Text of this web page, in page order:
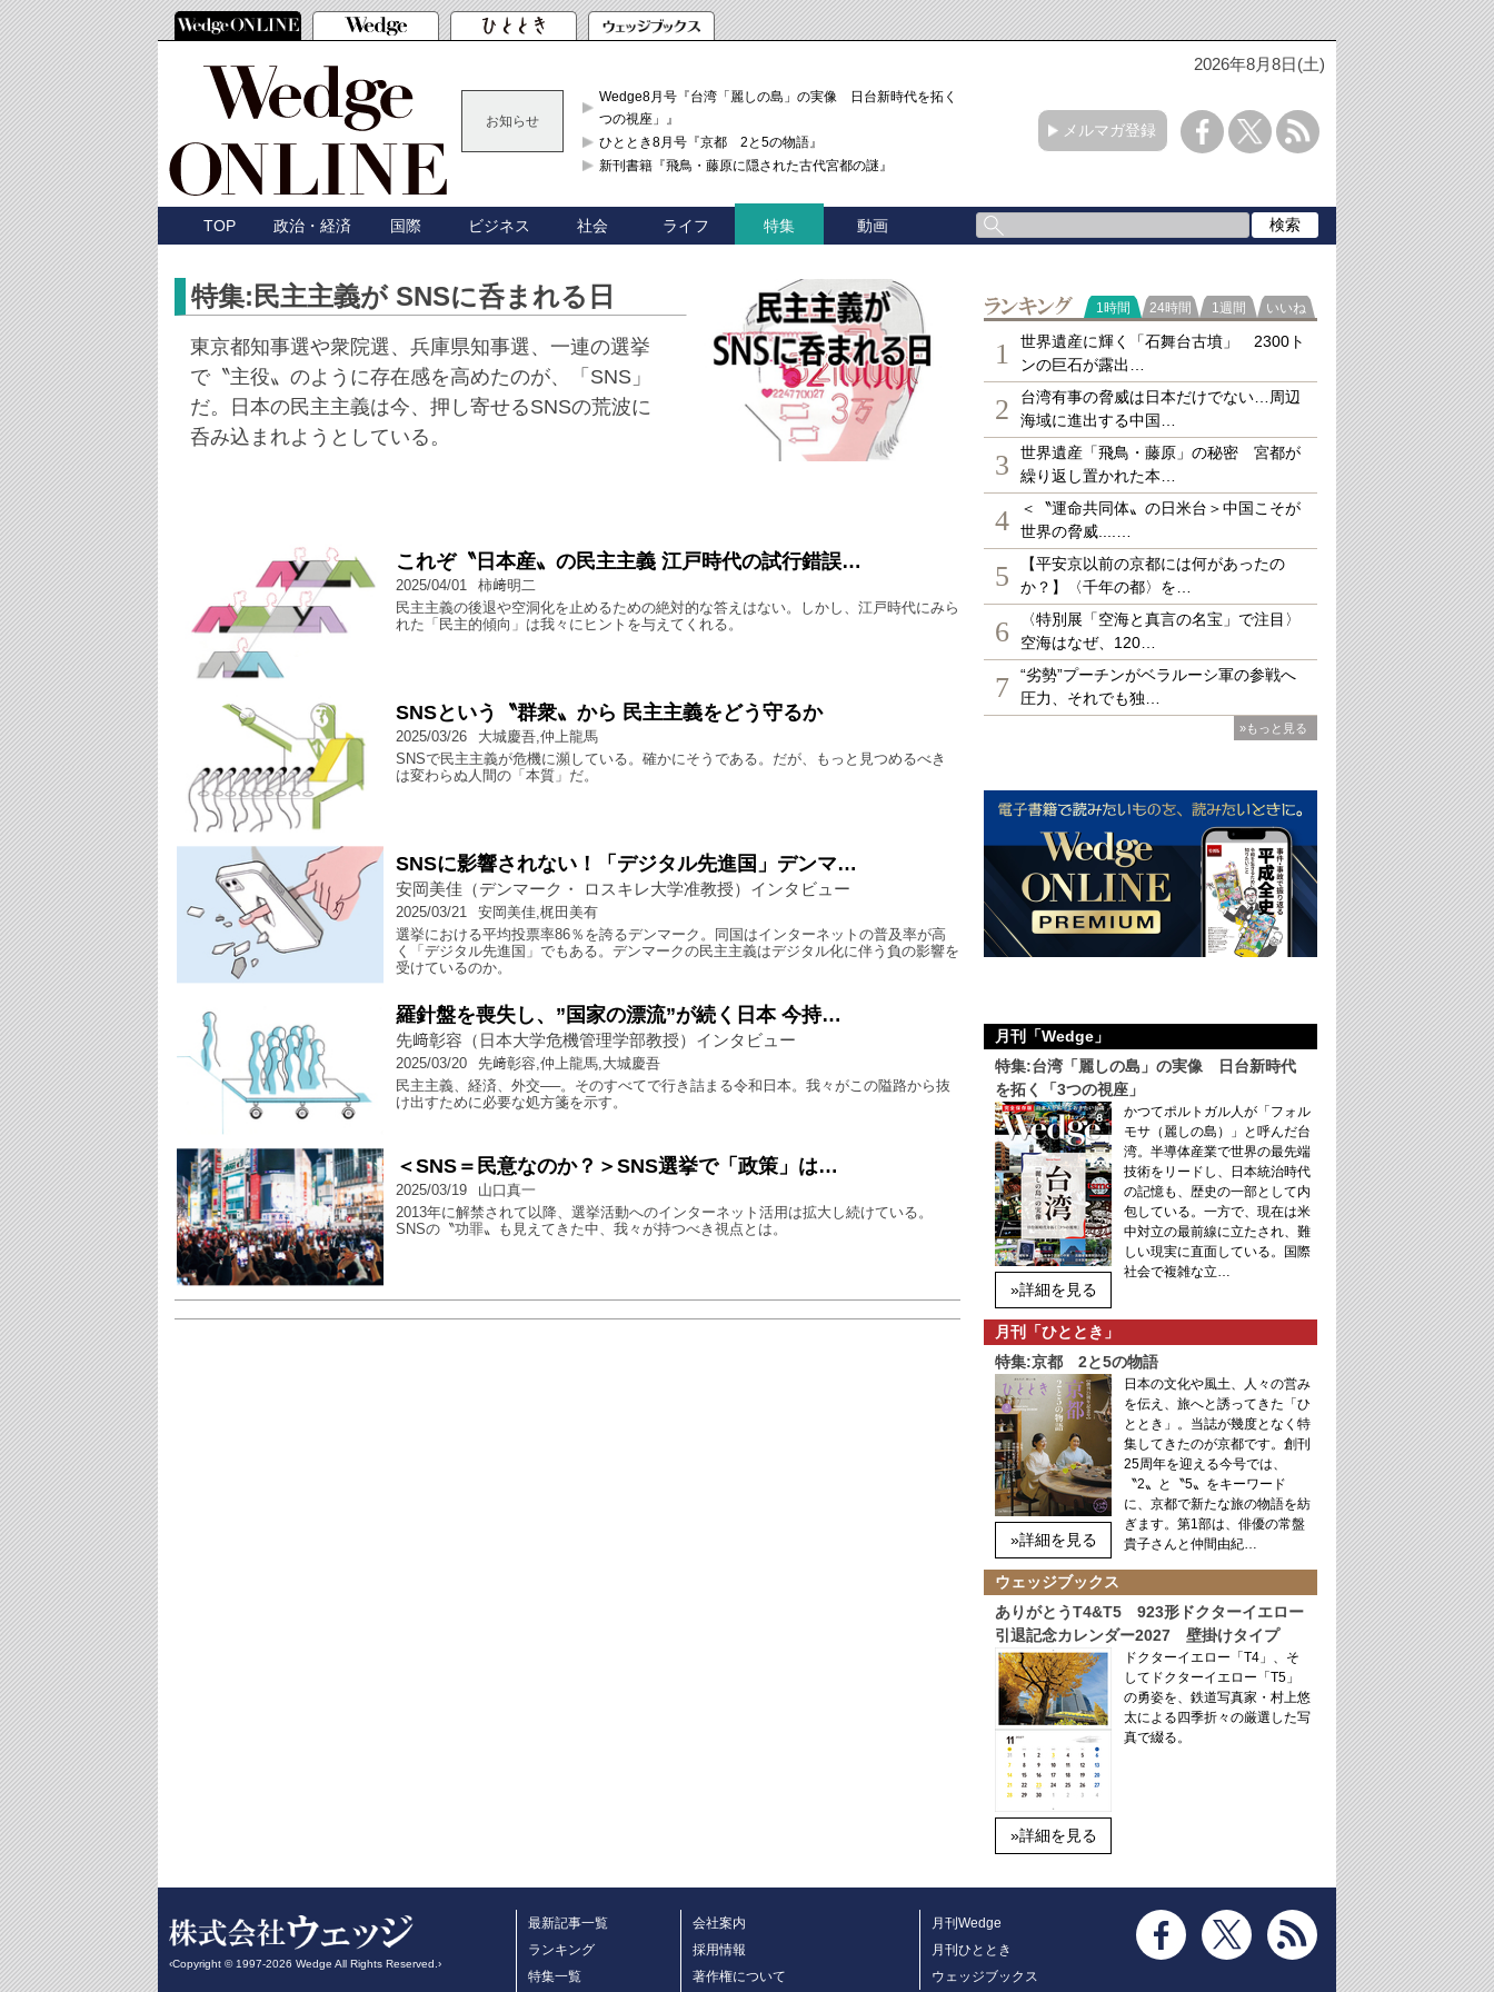
2026年8月8日(土)
お知らせ
Wedge8月号『台湾「麗しの島」の実像 日台新時代を拓く「3
つの視座」』
ひととき8月号『京都 2と5の物語』
新刊書籍『飛鳥・藤原に隠された古代宮都の謎』
メルマガ登録
TOP 政治・経済 国際 ビジネス 社会 ライフ 特集 動画
特集:民主主義が SNSに呑まれる日
東京都知事選や衆院選、兵庫県知事選、一連の選挙
で〝主役〟のように存在感を高めたのが、「SNS」
だ。日本の民主主義は今、押し寄せるSNSの荒波に
呑み込まれようとしている。
これぞ〝日本産〟の民主主義 江戸時代の試行錯誤…
2025/04/01
柿﨑明二
民主主義の後退や空洞化を止めるための絶対的な答えはない。しかし、江戸時代にみら
れた「民主的傾向」は我々にヒントを与えてくれる。
SNSという〝群衆〟から 民主主義をどう守るか
2025/03/26
大城慶吾,仲上龍馬
SNSで民主主義が危機に瀕している。確かにそうである。だが、もっと見つめるべき
は変わらぬ人間の「本質」だ。
SNSに影響されない！「デジタル先進国」デンマ…
安岡美佳（デンマーク・ ロスキレ大学准教授）インタビュー
2025/03/21
安岡美佳,梶田美有
選挙における平均投票率86％を誇るデンマーク。同国はインターネットの普及率が高
く「デジタル先進国」でもある。デンマークの民主主義はデジタル化に伴う負の影響を
受けているのか。
羅針盤を喪失し、”国家の漂流”が続く日本 今持…
先﨑彰容（日本大学危機管理学部教授）インタビュー
2025/03/20
先﨑彰容,仲上龍馬,大城慶吾
民主主義、経済、外交──。そのすべてで行き詰まる令和日本。我々がこの隘路から抜
け出すために必要な処方箋を示す。
＜SNS＝民意なのか？＞SNS選挙で「政策」は…
2025/03/19
山口真一
2013年に解禁されて以降、選挙活動へのインターネット活用は拡大し続けている。
SNSの〝功罪〟も見えてきた中、我々が持つべき視点とは。
ランキング
1時間 24時間 1週間 いいね
1
世界遺産に輝く「石舞台古墳」 2300ト
ンの巨石が露出…
2
台湾有事の脅威は日本だけでない…周辺
海域に進出する中国…
3
世界遺産「飛鳥・藤原」の秘密 宮都が
繰り返し置かれた本…
4
＜〝運命共同体〟の日米台＞中国こそが
世界の脅威....…
5
【平安京以前の京都には何があったの
か？】〈千年の都〉を…
6
〈特別展「空海と真言の名宝」で注目〉
空海はなぜ、120…
7
“劣勢”プーチンがベラルーシ軍の参戦へ
圧力、それでも独…
»もっと見る
月刊「Wedge」
特集:台湾「麗しの島」の実像 日台新時代
を拓く「3つの視座」
»詳細を見る
かつてポルトガル人が「フォル
モサ（麗しの島）」と呼んだ台
湾。半導体産業で世界の最先端
技術をリードし、日本統治時代
の記憶も、歴史の一部として内
包している。一方で、現在は米
中対立の最前線に立たされ、難
しい現実に直面している。国際
社会で複雑な立…
月刊「ひととき」
特集:京都 2と5の物語
»詳細を見る
日本の文化や風土、人々の営み
を伝え、旅へと誘ってきた「ひ
ととき」。当誌が幾度となく特
集してきたのが京都です。創刊
25周年を迎える今号では、
〝2〟と〝5〟をキーワード
に、京都で新たな旅の物語を紡
ぎます。第1部は、俳優の常盤
貴子さんと仲間由紀…
ウェッジブックス
ありがとうT4&T5 923形ドクターイエロー
引退記念カレンダー2027 壁掛けタイプ
»詳細を見る
ドクターイエロー「T4」、そ
してドクターイエロー「T5」
の勇姿を、鉄道写真家・村上悠
太による四季折々の厳選した写
真で綴る。
‹Copyright © 1997-2026 Wedge All Rights Reserved.›
最新記事一覧
ランキング
特集一覧
会社案内
採用情報
著作権について
月刊Wedge
月刊ひととき
ウェッジブックス